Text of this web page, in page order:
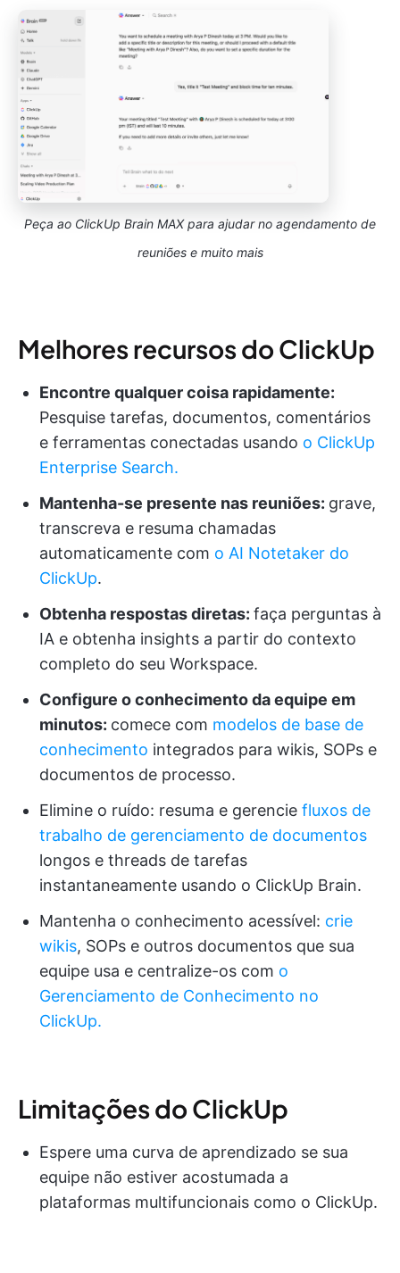
Peça ao ClickUp Brain MAX para ajudar no agendamento de
reuniões e muito mais
Melhores recursos do ClickUp
Encontre qualquer coisa rapidamente:
Pesquise tarefas, documentos, comentários
e ferramentas conectadas usando o ClickUp
Enterprise Search.
Mantenha-se presente nas reuniões: grave,
transcreva e resuma chamadas
automaticamente com o AI Notetaker do
ClickUp.
Obtenha respostas diretas: faça perguntas à
IA e obtenha insights a partir do contexto
completo do seu Workspace.
Configure o conhecimento da equipe em
minutos: comece com modelos de base de
conhecimento integrados para wikis, SOPs e
documentos de processo.
Elimine o ruído: resuma e gerencie fluxos de
trabalho de gerenciamento de documentos
longos e threads de tarefas
instantaneamente usando o ClickUp Brain.
Mantenha o conhecimento acessível: crie
wikis, SOPs e outros documentos que sua
equipe usa e centralize-os com o
Gerenciamento de Conhecimento no
ClickUp.
Limitações do ClickUp
Espere uma curva de aprendizado se sua
equipe não estiver acostumada a
plataformas multifuncionais como o ClickUp.